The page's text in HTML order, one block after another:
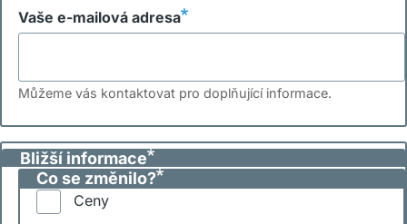
Vaše e-mailová adresa
Můžeme vás kontaktovat pro doplňující informace.
Bližší informace
Co se změnilo?
Ceny